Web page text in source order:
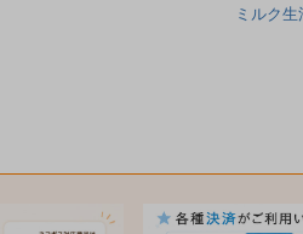
ミルク